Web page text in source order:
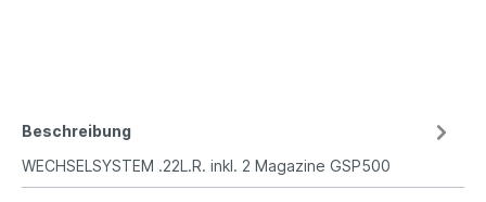
Beschreibung
WECHSELSYSTEM .22L.R. inkl. 2 Magazine GSP500